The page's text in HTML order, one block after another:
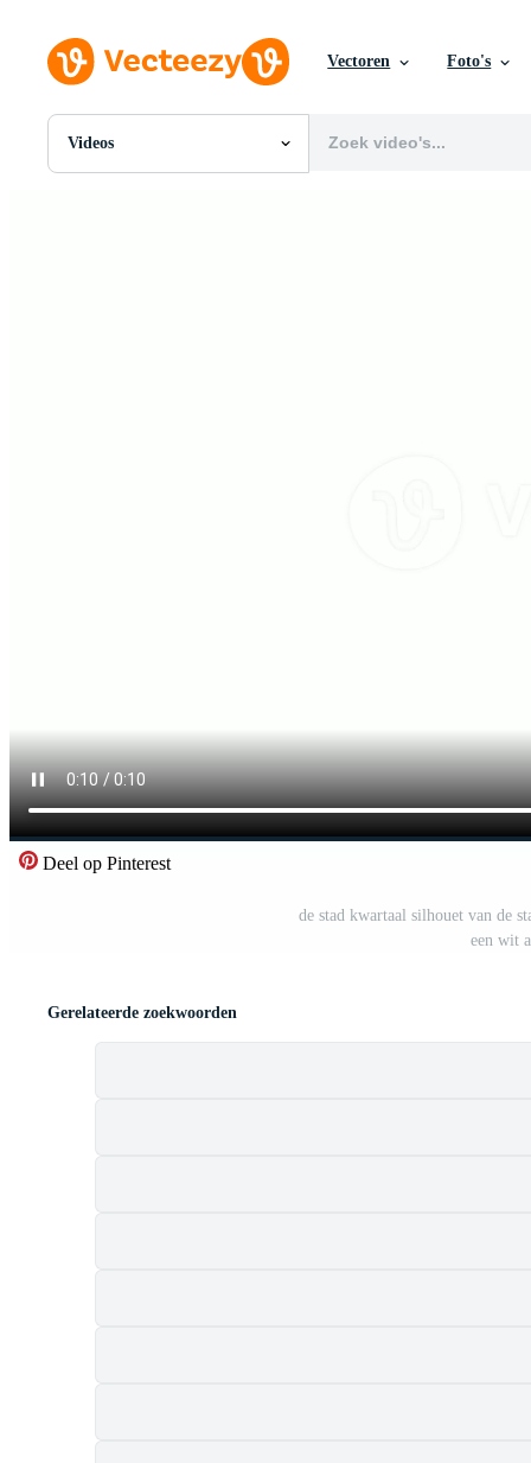
Vectoren Foto's
Videos
Alle Afbeeldingen
Deel op Pinterest
de stad kwartaal silhouet van de
een wit
Gerelateerde zoekwoorden